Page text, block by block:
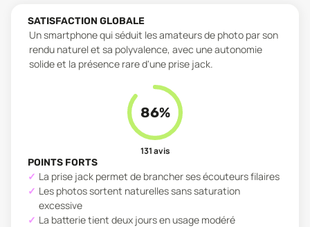
SATISFACTION GLOBALE
Un smartphone qui séduit les amateurs de photo par son
rendu naturel et sa polyvalence, avec une autonomie
solide et la présence rare d'une prise jack.
86%
131avis
POINTS FORTS
La prise jack permet de brancher ses écouteurs filaires
Les photos sortent naturelles sans saturation
excessive
La batterie tient deux jours en usage modéré